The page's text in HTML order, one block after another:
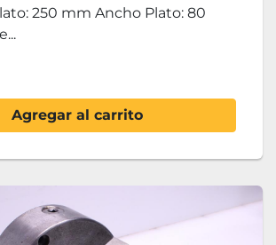
250 mm Ancho Plato: 80
Agregar al carrito